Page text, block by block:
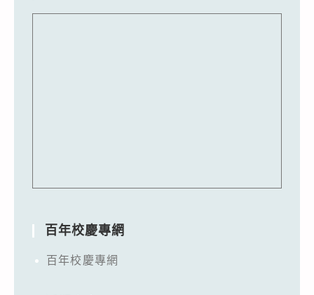
百年校慶專網
百年校慶專網